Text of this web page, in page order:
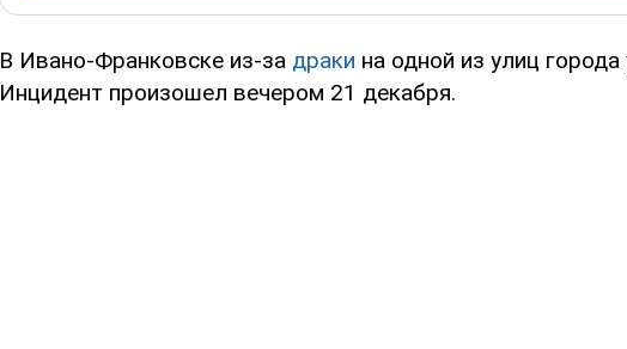
В Ивано-Франковске из-за драки на одной из улиц
Инцидент произошел вечером 21 декабря.